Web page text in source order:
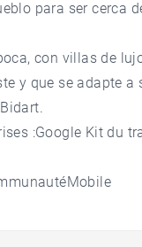
para ser cerca
con villas de
y que se adapte
:Google Kit du